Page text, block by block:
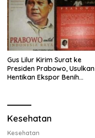
Gus Lilur Kirim Surat ke
Presiden Prabowo, Usulkan
Hentikan Ekspor Benih
Kesehatan
Kesehatan